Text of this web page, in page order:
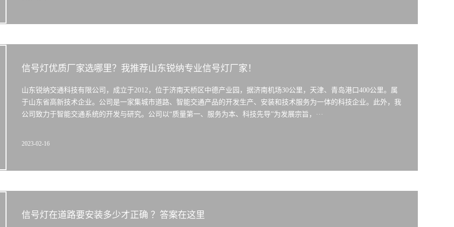
信号灯优质厂家选哪里？我推荐山东锐纳专业信号灯厂家！
山东锐纳交通科技有限公司，成立于2012，位于济南天桥区中德产业园，据济南机场30公里，天津、青岛港口400公里。属
于山东省高新技术企业。公司是一家集城市道路、智能交通产品的开发生产、安装和技术服务为一体的科技企业。此外，我
公司致力于智能交通系统的开发与研究。公司以“质量第一、服务为本、科技先导”为发展宗旨，···
2023-02-16
信号灯在道路要安装多少才正确 ？答案在这里